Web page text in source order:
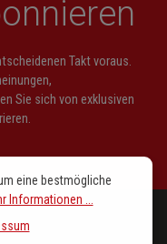
Takt voraus.
Sie sich von exklusiven
eine bestmögliche
Informationen ...